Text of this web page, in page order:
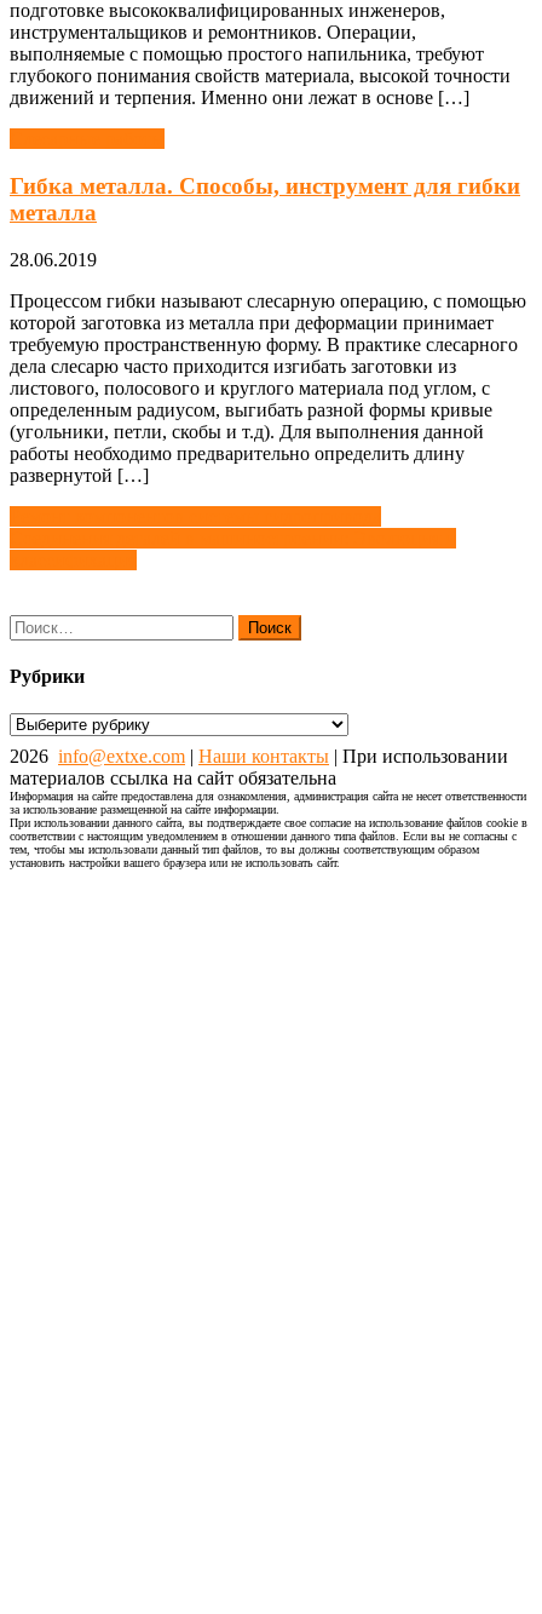
подготовке высококвалифицированных инженеров,
инструментальщиков и ремонтников. Операции,
выполняемые с помощью простого напильника, требуют
глубокого понимания свойств материала, высокой точности
движений и терпения. Именно они лежат в основе […]
Гибка металла. Способы, инструмент для гибки
металла
28.06.2019
Процессом гибки называют слесарную операцию, с помощью
которой заготовка из металла при деформации принимает
требуемую пространственную форму. В практике слесарного
дела слесарю часто приходится изгибать заготовки из
листового, полосового и круглого материала под углом, с
определенным радиусом, выгибать разной формы кривые
(угольники, петли, скобы и т.д). Для выполнения данной
работы необходимо предварительно определить длину
развернутой […]
Навигация
по
Найти:
Рубрики
Рубрики
2026 info@extxe.com | Наши контакты | При использовании
материалов ссылка на сайт обязательна
Информация на сайте предоставлена для ознакомления, администрация сайта не несет ответственности
за использование размещенной на сайте информации.
При использовании данного сайта, вы подтверждаете свое согласие на использование файлов cookie в
соответствии с настоящим уведомлением в отношении данного типа файлов. Если вы не согласны с
тем, чтобы мы использовали данный тип файлов, то вы должны соответствующим образом
установить настройки вашего браузера или не использовать сайт.